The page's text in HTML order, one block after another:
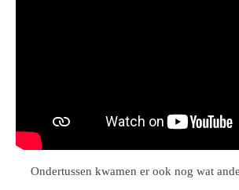
Ondertussen kwamen er ook nog wat